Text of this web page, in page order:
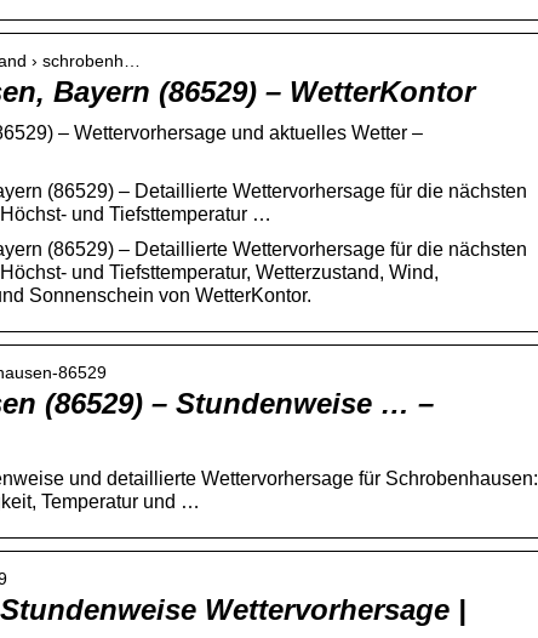
› schrobenh…
Bayern (86529) – WetterKontor
– Wettervorhersage und aktuelles Wetter –
(86529) – Detaillierte Wettervorhersage für die nächsten
und Tiefsttemperatur …
(86529) – Detaillierte Wettervorhersage für die nächsten
und Tiefsttemperatur, Wetterzustand, Wind,
Sonnenschein von WetterKontor.
86529
(86529) – Stundenweise … –
und detaillierte Wettervorhersage für Schrobenhausen:
Temperatur und …
Wettervorhersage |